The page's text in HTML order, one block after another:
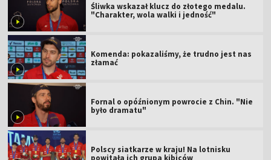
Śliwka wskazał klucz do złotego medalu.
"Charakter, wola walki i jedność"
Komenda: pokazaliśmy, że trudno jest nas
złamać
Fornal o opóźnionym powrocie z Chin. "Nie
było dramatu"
Polscy siatkarze w kraju! Na lotnisku
powitała ich grupa kibiców